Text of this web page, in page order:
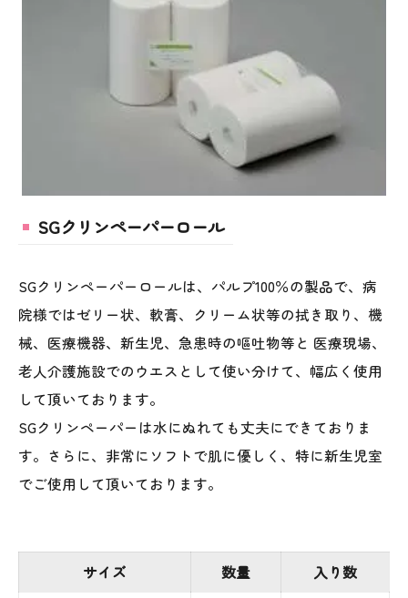
SGクリンペーパーロール
SGクリンペーパーロールは、パルプ100％の製品で、病
院様ではゼリー状、軟膏、クリーム状等の拭き取り、機
械、医療機器、新生児、急患時の嘔吐物等と 医療現場、
老人介護施設でのウエスとして使い分けて、幅広く使用
して頂いております。
SGクリンペーパーは水にぬれても丈夫にできておりま
す。さらに、非常にソフトで肌に優しく、特に新生児室
でご使用して頂いております。
サイズ 数量
入り数